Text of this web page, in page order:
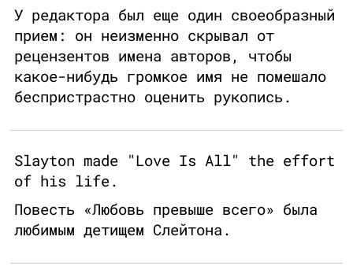
У редактора был еще один своеобразный
прием: он неизменно скрывал от
рецензентов имена авторов, чтобы
какое-нибудь громкое имя не помешало
беспристрастно оценить рукопись.
Slayton made "Love Is All" the effort
of his life.
Повесть «Любовь превыше всего» была
любимым детищем Слейтона.